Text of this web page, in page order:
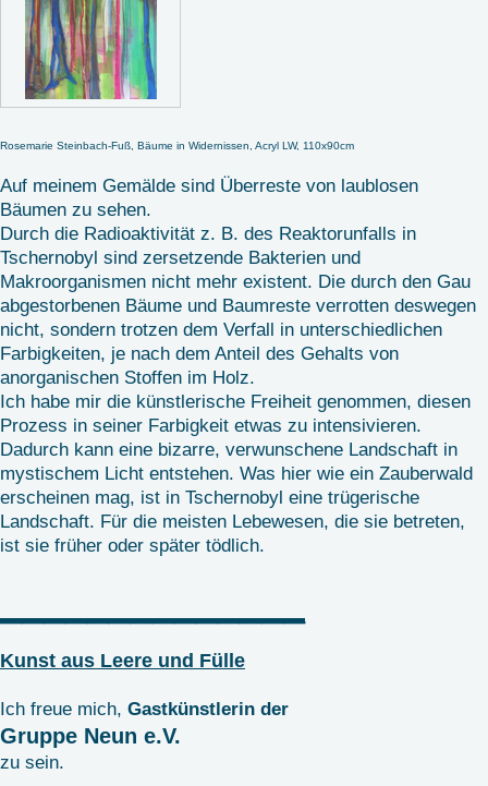
Rosemarie Steinbach-Fuß, Bäume in Widernissen, Acryl LW, 110x90cm
Auf meinem Gemälde sind Überreste von laublosen
Bäumen zu sehen.
Durch die Radioaktivität z. B. des Reaktorunfalls in
Tschernobyl sind zersetzende Bakterien und
Makroorganismen nicht mehr existent. Die durch den Gau
abgestorbenen Bäume und Baumreste verrotten deswegen
nicht, sondern trotzen dem Verfall in unterschiedlichen
Farbigkeiten, je nach dem Anteil des Gehalts von
anorganischen Stoffen im Holz.
Ich habe mir die künstlerische Freiheit genommen, diesen
Prozess in seiner Farbigkeit etwas zu intensivieren.
Dadurch kann eine bizarre, verwunschene Landschaft in
mystischem Licht entstehen. Was hier wie ein Zauberwald
erscheinen mag, ist in Tschernobyl eine trügerische
Landschaft. Für die meisten Lebewesen, die sie betreten,
ist sie früher oder später tödlich.
Kunst aus Leere und Fülle
Ich freue mich, Gastkünstlerin der
Gruppe Neun e.V.
zu sein.